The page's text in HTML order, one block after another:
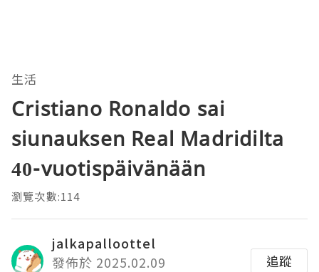
生活
Cristiano Ronaldo sai
siunauksen Real Madridilta
40-vuotispäivänään
瀏覽次數:114
jalkapalloottel
發佈於 2025.02.09
追蹤